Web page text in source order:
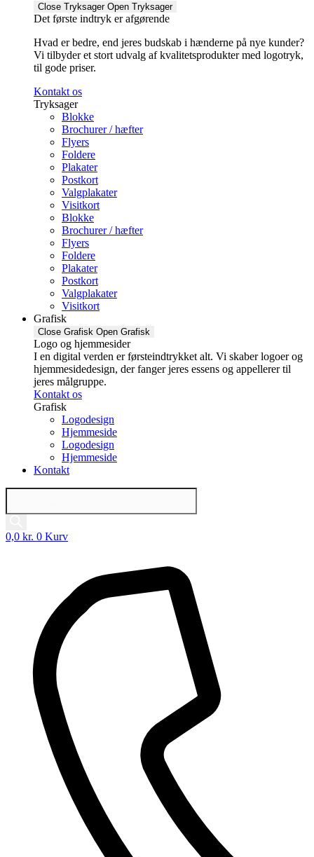
Close Tryksager Open Tryksager
Det første indtryk er afgørende
Hvad er bedre, end jeres budskab i hænderne på nye kunder?
Vi tilbyder et stort udvalg af kvalitetsprodukter med logotryk,
til gode priser.
Kontakt os
Tryksager
Blokke
Brochurer / hæfter
Flyers
Foldere
Plakater
Postkort
Valgplakater
Visitkort
Blokke
Brochurer / hæfter
Flyers
Foldere
Plakater
Postkort
Valgplakater
Visitkort
Grafisk
Close Grafisk Open Grafisk
Logo og hjemmesider
I en digital verden er førsteindtrykket alt. Vi skaber logoer og
hjemmesidedesign, der fanger jeres essens og appellerer til
jeres målgruppe.
Kontakt os
Grafisk
Logodesign
Hjemmeside
Logodesign
Hjemmeside
Kontakt
Products
0,0 kr. 0 Kurv